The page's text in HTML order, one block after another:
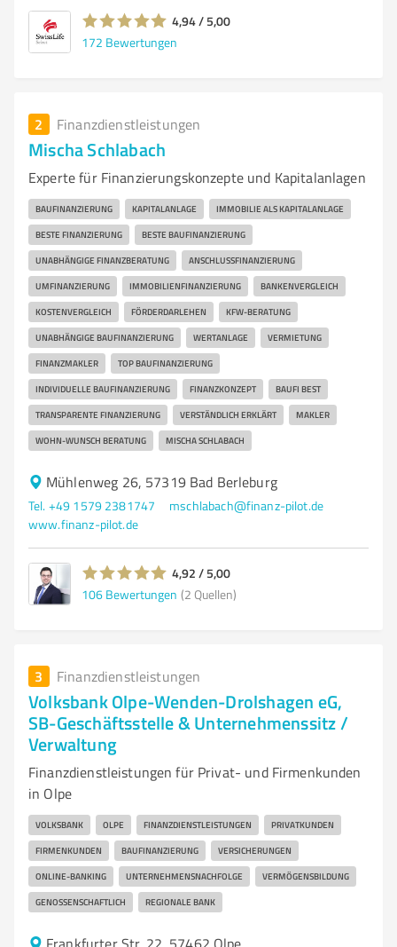
4,94 / 5,00
172 Bewertungen
2 Finanzdienstleistungen
Mischa Schlabach
Experte für Finanzierungskonzepte und Kapitalanlagen
BAUFINANZIERUNG KAPITALANLAGE IMMOBILIE ALS KAPITALANLAGE
BESTE FINANZIERUNG BESTE BAUFINANZIERUNG
UNABHÄNGIGE FINANZBERATUNG ANSCHLUSSFINANZIERUNG
UMFINANZIERUNG IMMOBILIENFINANZIERUNG BANKENVERGLEICH
KOSTENVERGLEICH FÖRDERDARLEHEN KFW-BERATUNG
UNABHÄNGIGE BAUFINANZIERUNG WERTANLAGE VERMIETUNG
FINANZMAKLER TOP BAUFINANZIERUNG
INDIVIDUELLE BAUFINANZIERUNG FINANZKONZEPT BAUFI BEST
TRANSPARENTE FINANZIERUNG VERSTÄNDLICH ERKLÄRT MAKLER
WOHN-WUNSCH BERATUNG MISCHA SCHLABACH
Mühlenweg 26, 57319 Bad Berleburg
Tel. +49 1579 2381747
mschlabach@finanz-pilot.de
www.finanz-pilot.de
4,92 / 5,00
106 Bewertungen (2 Quellen)
3 Finanzdienstleistungen
Volksbank Olpe-Wenden-Drolshagen eG,
SB-Geschäftsstelle & Unternehmenssitz /
Verwaltung
Finanzdienstleistungen für Privat- und Firmenkunden
in Olpe
VOLKSBANK OLPE FINANZDIENSTLEISTUNGEN PRIVATKUNDEN
FIRMENKUNDEN BAUFINANZIERUNG VERSICHERUNGEN
ONLINE-BANKING UNTERNEHMENSNACHFOLGE VERMÖGENSBILDUNG
GENOSSENSCHAFTLICH REGIONALE BANK